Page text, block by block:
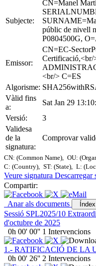
Subjecte:
CN=Manel
públic de nivell
P0804500G,
Emissor:
CN=EC-
<br/> C=ES
Algorisme:
Vàlid fins
a:
Sat Jan 29
Versió:
3
Validesa
de la
signatura:
Comprovar
CN: (Common Name), OU:
C: (Country), ST: (State), L:
Veure signatura Descarregar
Compartir:
Anar als documents
Sessió SPL2025/10
d'octubre de 2025
0h 00' 00'' 1 Intervencions
1.- RATIFICACIÓ DE LA
0h 00' 26'' 2 Intervencions